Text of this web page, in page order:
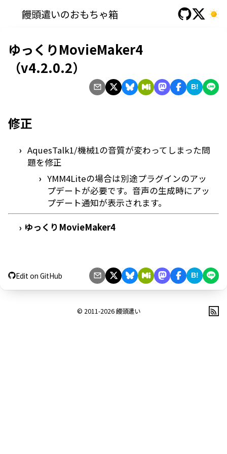
饅頭遣いのおもちゃ箱
ゆっくりMovieMaker4
（v4.2.0.2）
B!
修正
AquesTalk1/機械1の音質が変わってしまった問
題を修正
YMM4Liteの場合は別途プラグインのアッ
プデートが必要です。音声の生成時にアッ
プデート通知が表示されます。
› ゆっくりMovieMaker4
Edit on GitHub B!
© 2011-2026饅頭遣い